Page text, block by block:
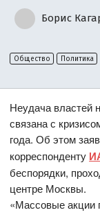
Борис
Общество Политика
Неудача властей
связана с
года. Об этом
корреспонденту
беспорядки,
центре Москвы.
«Массовые акции